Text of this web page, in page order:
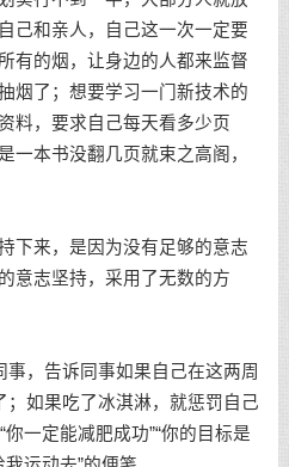
己和亲人，自己这一次一定要
有的烟，让身边的人都来监督
烟了；想要学习一门新技术的
料，要求自己每天看多少页
一本书没翻几页就束之高阁，
来，是因为没有足够的意志
意志坚持，采用了无数的方
，告诉同事如果自己在这两周
；如果吃了冰淇淋，就惩罚自己
一定能减肥成功”“你的目标是